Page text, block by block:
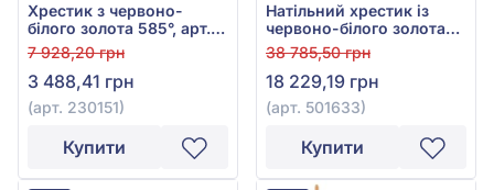
Хрестик з червоно-
білого золота 585°, арт.
230151
7 928,20 грн
3 488,41 грн
(арт. 230151)
Купити
Натільний хрестик із
червоно-білого золота
585° з фіанітом/
куб.цирконієм, арт.
501633
38 785,50 грн
18 229,19 грн
(арт. 501633)
Купити